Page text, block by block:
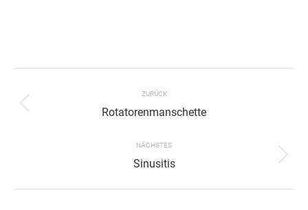
navigation
ZURÜCK
Previous
Rotatorenmanschette
NÄCHSTES
Next
Sinusitis